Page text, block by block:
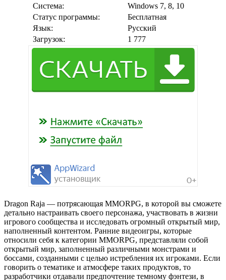
Cистема:
Windows 7, 8, 10
Статус программы:
Бесплатная
Язык:
Русский
Загрузок:
1 777
Dragon Raja — потрясающая MMORPG, в которой вы сможете
детально настраивать своего персонажа, участвовать в жизни
игрового сообщества и исследовать огромный открытый мир,
наполненный контентом. Ранние видеоигры, которые
относили себя к категории MMORPG, представляли собой
открытый мир, заполненный различными монстрами и
боссами, созданными с целью истребления их игроками. Если
говорить о тематике и атмосфере таких продуктов, то
разработчики отдавали предпочтение темному фэнтези, в